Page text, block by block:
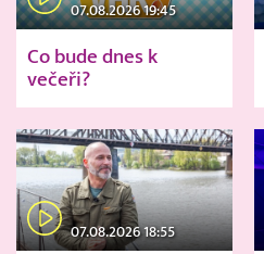
07.08.2026 19:45
Co bude dnes k
večeři?
07.08.2026 18:55